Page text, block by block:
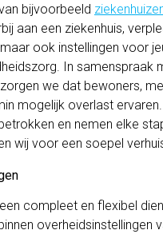
bijvoorbeeld
aan een ziekenhuis,
ook instellingen voor
In samenspraak
we dat bewoners,
mogelijk overlast
en nemen elke
wij voor een soepel
compleet en flexibel
overheidsinstellingen